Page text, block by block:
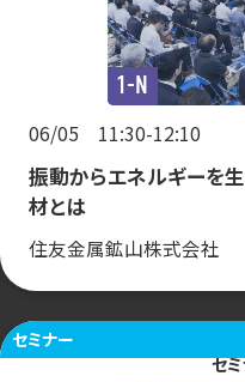
1-N
06/05 11:30-12:10
振動からエネルギーを
材とは
住友金属鉱山株式会社
セミナー
セ